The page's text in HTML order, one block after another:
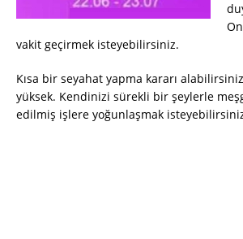
vakit geçirmek isteyebilirsiniz.
Kısa bir seyahat yapma kararı
yüksek. Kendinizi sürekli bir şeylerle
edilmiş işlere yoğunlaşmak